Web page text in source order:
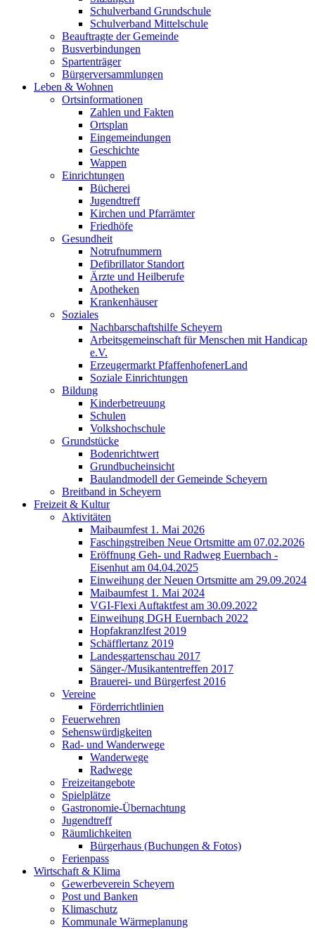
Schulverband Grundschule
Schulverband Mittelschule
Beauftragte der Gemeinde
Busverbindungen
Spartenträger
Bürgerversammlungen
Leben & Wohnen
Ortsinformationen
Zahlen und Fakten
Ortsplan
Eingemeindungen
Geschichte
Wappen
Einrichtungen
Bücherei
Jugendtreff
Kirchen und Pfarrämter
Friedhöfe
Gesundheit
Notrufnummern
Defibrillator Standort
Ärzte und Heilberufe
Apotheken
Krankenhäuser
Soziales
Nachbarschaftshilfe Scheyern
Arbeitsgemeinschaft für Menschen mit Handicap
e.V.
Erzeugermarkt PfaffenhofenerLand
Soziale Einrichtungen
Bildung
Kinderbetreuung
Schulen
Volkshochschule
Grundstücke
Bodenrichtwert
Grundbucheinsicht
Baulandmodell der Gemeinde Scheyern
Breitband in Scheyern
Freizeit & Kultur
Aktivitäten
Maibaumfest 1. Mai 2026
Faschingstreiben Neue Ortsmitte am 07.02.2026
Eröffnung Geh- und Radweg Euernbach -
Eisenhut am 04.04.2025
Einweihung der Neuen Ortsmitte am 29.09.2024
Maibaumfest 1. Mai 2024
VGI-Flexi Auftaktfest am 30.09.2022
Einweihung DGH Euernbach 2022
Hopfakranzlfest 2019
Schäfflertanz 2019
Landesgartenschau 2017
Sänger-/Musikantentreffen 2017
Brauerei- und Bürgerfest 2016
Vereine
Förderrichtlinien
Feuerwehren
Sehenswürdigkeiten
Rad- und Wanderwege
Wanderwege
Radwege
Freizeitangebote
Spielplätze
Gastronomie-Übernachtung
Jugendtreff
Räumlichkeiten
Bürgerhaus (Buchungen & Fotos)
Ferienpass
Wirtschaft & Klima
Gewerbeverein Scheyern
Post und Banken
Klimaschutz
Kommunale Wärmeplanung